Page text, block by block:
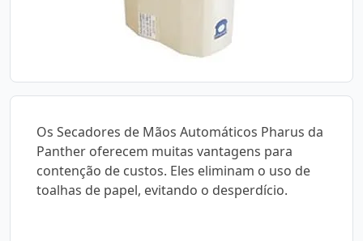
Os Secadores de Mãos Automáticos Pharus da
Panther oferecem muitas vantagens para
contenção de custos. Eles eliminam o uso de
toalhas de papel, evitando o desperdício.